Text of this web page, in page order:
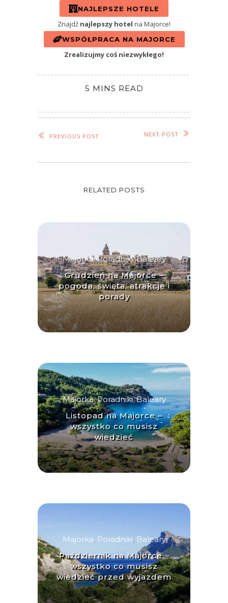
NAJLEPSZE HOTELE
Znajdź najlepszy hotel na Majorce!
WSPÓŁPRACA NA MAJORCE
Zrealizujmy coś niezwykłego!
5 MINS READ
PREVIOUS POST NEXT POST
RELATED POSTS
Majorka,Poradniki,Baleary
Grudzień na Majorce –
pogoda, święta, atrakcje i
porady
Majorka,Poradniki,Baleary
Listopad na Majorce –
wszystko co musisz
wiedzieć
Majorka, Poradniki, Baleary
Październik na Majorce –
wszystko co musisz
wiedzieć przed wyjazdem